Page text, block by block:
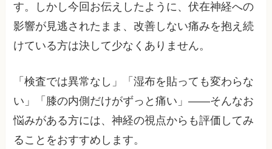
す。しかし今回お伝えしたように、伏在神経への
影響が見逃されたまま、改善しない痛みを抱え続
けている方は決して少なくありません。
「検査では異常なし」「湿布を貼っても変わらな
い」「膝の内側だけがずっと痛い」——そんなお
悩みがある方には、神経の視点からも評価してみ
ることをおすすめします。